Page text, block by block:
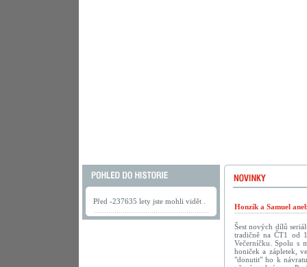
Před -237635 lety jste mohli vidět .
Honzík a Samuel
Šest nových dílů
tradičně na ČT1 od
Večerníčku. Spolu s
honiček a zápletek,
"donutit" ho k